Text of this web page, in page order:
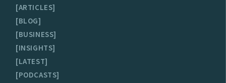
ARTICLES
BLOG
BUSINESS
INSIGHTS
LATEST
PODCASTS